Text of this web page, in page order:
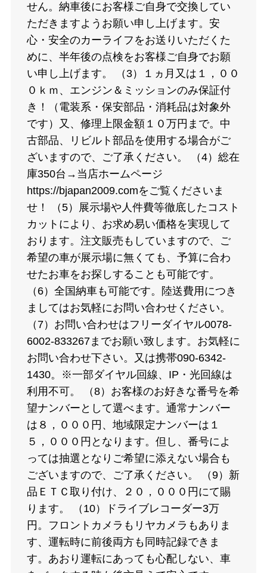
せん。納車後にお客様ご自身で交換してい
ただきますようお願い申し上げます。安
心・安全のカーライフをお送りいただくた
めに、半年後の点検をお客様ご自身でお願
い申し上げます。 （3）１ヵ月又は１，００
０ｋｍ、エンジン＆ミッションのみ保証付
き！（電装系・保安部品・消耗品は対象外
です）又、修理上限金額１０万円まで。中
古部品、リビルト部品を使用する場合がご
ざいますので、ご了承ください。 （4）総在
庫350台→当店ホームページ
https://bjapan2009.comをご覧くださいま
せ！ （5）展示場や人件費等徹底したコスト
カットにより、お求め易い価格を実現して
おります。注文販売もしていますので、ご
希望の車が展示場に無くても、予算に合わ
せたお車をお探しすることも可能です。
（6）全国納車も可能です。陸送費用につき
ましてはお気軽にお問い合わせください。
（7）お問い合わせはフリーダイヤル0078-
6002-833267までお願い致します。お気軽に
お問い合わせ下さい。又は携帯090-6342-
1430。※一部ダイヤル回線、IP・光回線は
利用不可。 （8）お客様のお好きな番号を希
望ナンバーとして選べます。通常ナンバー
は８，０００円、地域限定ナンバーは１
５，０００円となります。但し、番号によ
っては抽選となりご希望に添えない場合も
ございますので、ご了承ください。 （9）新
品ＥＴＣ取り付け、２０，０００円にて賜
ります。 （10）ドライブレコーダー3万
円。フロントカメラもリヤカメラもありま
す、運転時に前後両方も同時記録できま
す。あおり運転にあっても心配しない、車